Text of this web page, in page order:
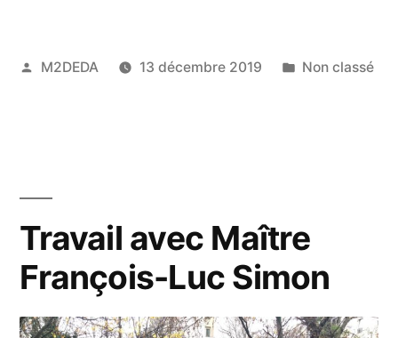
M2DEDA 13 décembre 2019 Non classé
Travail avec Maître
François-Luc Simon